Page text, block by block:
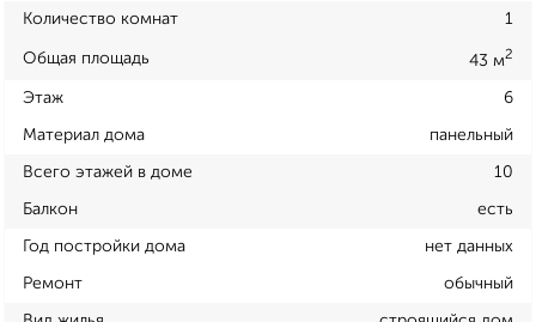
Количество комнат 1
Общая площадь 43 м2
Этаж 6
Материал дома панельный
Всего этажей в доме 10
Балкон есть
Год постройки дома нет данных
Ремонт обычный